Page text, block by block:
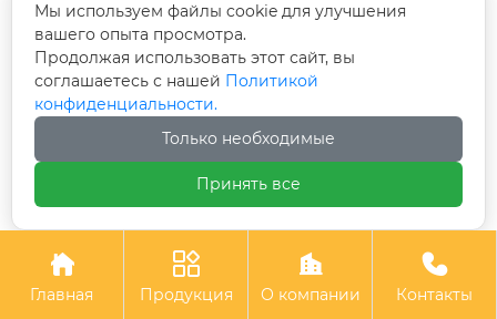
порту прибытия. Всегда страхуйте груз на полную
стоимость плюс 10% от условий «от склада до
склада».
Риск 3: Языковой барьер и неверное ТЗ.
Менеджер завода в Китае может отлично
говорить по-английски, но инженер-конструктор,
китайский. Перевод через Google Translate
искажает технические термины. Вместо

Главная

Продукция

О компании

Контакты
Мы используем файлы cookie для улучшения
вашего опыта просмотра.
Продолжая использовать этот сайт, вы
соглашаетесь с нашей Политикой
конфиденциальности.
Только необходимые
Принять все